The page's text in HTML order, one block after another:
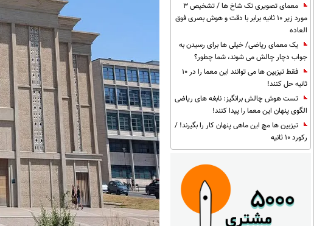
معمای تصویری تک شاخ ها / تشخیص 3
مورد زیر 10 ثانیه برابر با دقت و هوش بصری فوق
العاده
یک معمای ریاضی/ خیلی ها برای رسیدن به
جواب دچار چالش می شوند، شما چطور؟
فقط تیزبین ها می توانند این معما را در 10
ثانیه حل کنند!
تست هوش چالش برانگیز: نابغه های ریاضی
الگوی پنهان این معما را پیدا کنند!
تیزبین ها مچ این ماهی پنهان کار را بگیرند! /
رکورد 10 ثانیه